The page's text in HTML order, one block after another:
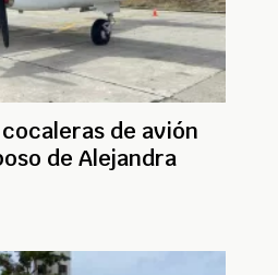
de avión
de Alejandra